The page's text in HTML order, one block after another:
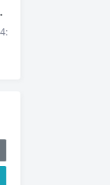
生成器